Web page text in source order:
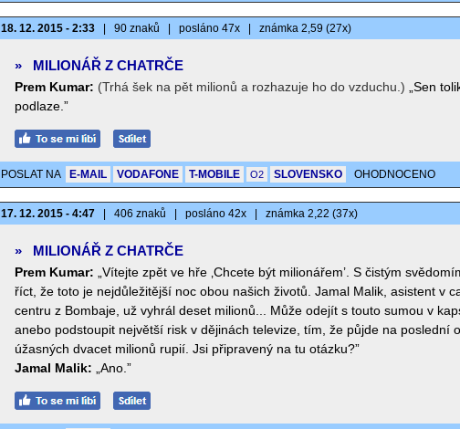
18. 12. 2015 - 2:33 90 znaků posláno 47x známka 2,59 (27x)
» MILIONÁŘ Z CHATRČE
Prem Kumar: (Trhá šek na pět milionů a rozhazuje ho do vzduchu.)
„Sen
podlaze.”
POSLAT NA E-MAIL VODAFONE T-MOBILE O2 SLOVENSKO OHODNOCENO
17. 12. 2015 - 4:47 406 znaků posláno 42x známka 2,22 (37x)
» MILIONÁŘ Z CHATRČE
Prem Kumar:
„Vítejte zpět ve hře ‚Chcete být milionářem’. S čistým
říct, že toto je nejdůležitější noc obou našich životů. Jamal Malik, asistent v
centru z Bombaje, už vyhrál deset milionů... Může odejít s touto sumou v
anebo podstoupit největší risk v dějinách televize, tím, že půjde na poslední
úžasných dvacet milionů rupií. Jsi připravený na tu otázku?”
Jamal Malik:
„Ano.”